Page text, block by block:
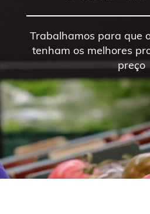
CONTACTOS
Trabalhamos para que
tenham os melhores
preço